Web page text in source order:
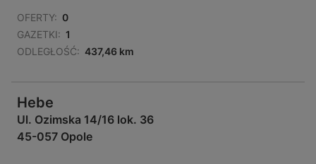
OFERTY: 0
GAZETKI: 1
ODLEGŁOŚĆ: 437,46 km
Hebe
Ul. Ozimska 14/16 lok. 36
45-057 Opole